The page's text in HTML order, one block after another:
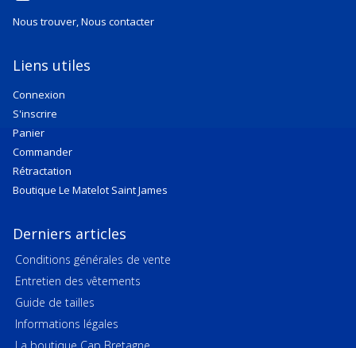
Nous trouver, Nous contacter
Liens utiles
Connexion
S'inscrire
Panier
Commander
Rétractation
Boutique Le Matelot Saint James
Derniers articles
Conditions générales de vente
Entretien des vêtements
Guide de tailles
Informations légales